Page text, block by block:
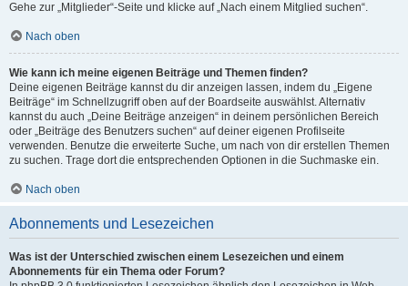
Gehe zur „Mitglieder“-Seite und klicke auf „Nach einem Mitglied suchen“.
Nach oben
Wie kann ich meine eigenen Beiträge und Themen finden?
Deine eigenen Beiträge kannst du dir anzeigen lassen, indem du „Eigene
Beiträge“ im Schnellzugriff oben auf der Boardseite auswählst. Alternativ
kannst du auch „Deine Beiträge anzeigen“ in deinem persönlichen Bereich
oder „Beiträge des Benutzers suchen“ auf deiner eigenen Profilseite
verwenden. Benutze die erweiterte Suche, um nach von dir erstellen Themen
zu suchen. Trage dort die entsprechenden Optionen in die Suchmaske ein.
Nach oben
Abonnements und Lesezeichen
Was ist der Unterschied zwischen einem Lesezeichen und einem
Abonnements für ein Thema oder Forum?